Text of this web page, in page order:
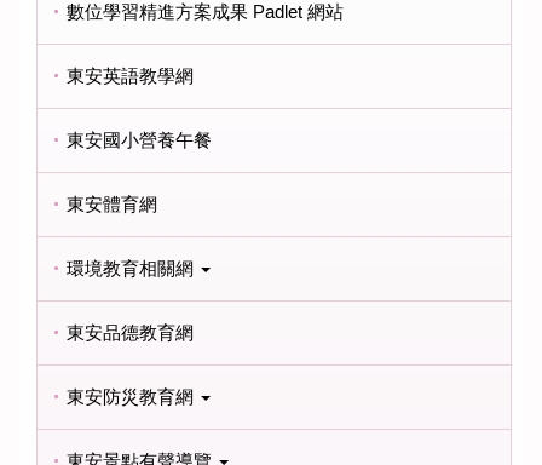
數位學習精進方案成果 Padlet 網站
東安英語教學網
東安國小營養午餐
東安體育網
環境教育相關網
東安品德教育網
東安防災教育網